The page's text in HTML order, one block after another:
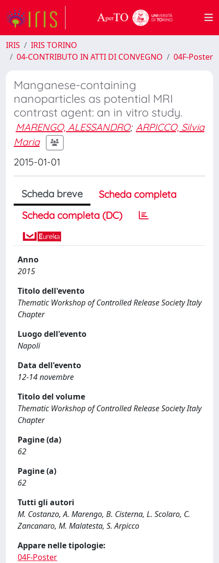
IRIS
IRIS TORINO
04-CONTRIBUTO IN ATTI DI CONVEGNO
04F-Poster
Manganese-containing
nanoparticles as potential MRI
contrast agent: an in vitro study.
MARENGO, ALESSANDRO; ARPICCO, Silvia
Maria
2015-01-01
Scheda breve
Scheda completa
Scheda completa (DC)
Anno
2015
Titolo dell'evento
Thematic Workshop of Controlled Release Society Italy
Chapter
Luogo dell'evento
Napoli
Data dell'evento
12-14 novembre
Titolo del volume
Thematic Workshop of Controlled Release Society Italy
Chapter
Pagine (da)
62
Pagine (a)
62
Tutti gli autori
M. Costanzo, A. Marengo, B. Cisterna, L. Scolaro, C.
Zancanaro, M. Malatesta, S. Arpicco
Appare nelle tipologie:
04F-Poster